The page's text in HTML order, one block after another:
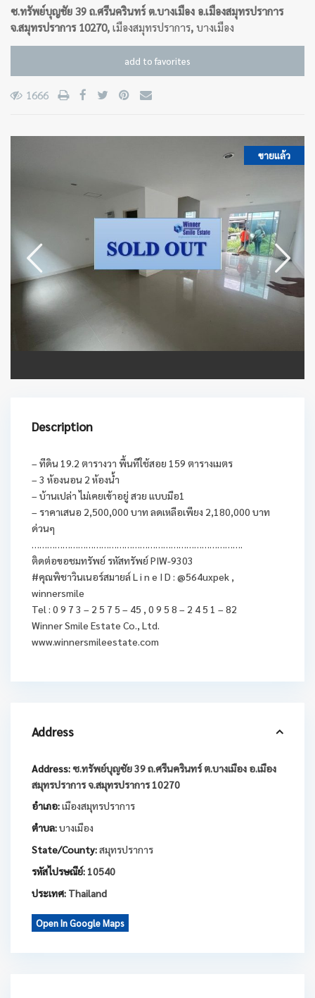
ซ.ทรัพย์บุญชัย 39 ถ.ศรีนครินทร์ ต.บางเมือง อ.เมืองสมุทรปราการ
จ.สมุทรปราการ 10270, เมืองสมุทรปราการ, บางเมือง
add to favorites
1666
ขายแล้ว
Description
– ทีดิน 19.2 ตารางวา พื้นทีใช้สอย 159 ตารางเมตร
– 3 ห้องนอน 2 ห้องน้ำ
– บ้านเปล่า ไม่เคยเข้าอยู่ สวย แบบมือ1
– ราคาเสนอ 2,500,000 บาท ลดเหลือเพียง 2,180,000 บาท
ด่วนๆ
……………………………………………………………………….
ติดต่อขอชมทรัพย์ รหัสทรัพย์ PIW-9303
#คุณพิชาวินเนอร์สมายล์ L i n e I D : @564uxpek ,
winnersmile
Tel : 0 9 7 3 – 2 5 7 5 – 45 , 0 9 5 8 – 2 4 5 1 – 82
Winner Smile Estate Co., Ltd.
www.winnersmileestate.com
Address
Address:ซ.ทรัพย์บุญชัย 39 ถ.ศรีนครินทร์ ต.บางเมือง อ.เมือง
สมุทรปราการ จ.สมุทรปราการ 10270
อำเภอ:เมืองสมุทรปราการ
ตำบล:บางเมือง
State/County:สมุทรปราการ
รหัสไปรษณีย์: 10540
ประเทศ: Thailand
Open In Google Maps